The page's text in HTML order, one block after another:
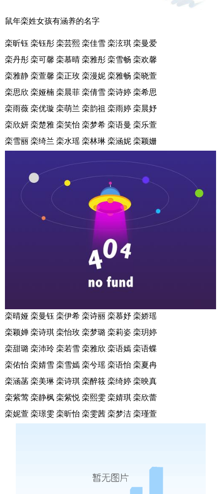
鼠年栾姓女孩有涵养的名字
栾昕钰 栾钰彤 栾芸熙 栾佳雪 栾泫琪 栾曼爱
栾丹彤 栾可馨 栾慕晴 栾雅彤 栾雪畅 栾欢馨
栾雅静 栾萱馨 栾正玫 栾漫妮 栾雅畅 栾晓萱
栾思欣 栾娅楠 栾晨菲 栾倩雪 栾诗婷 栾希思
栾雨薇 栾优璇 栾萌兰 栾韵祖 栾雨婷 栾晨妤
栾欣妍 栾楚雅 栾笑怡 栾梦希 栾语曼 栾乐萱
栾雪丽 栾绮兰 栾水瑶 栾林琳 栾涵妮 栾颖姗
栾晴娅 栾曼钰 栾伊希 栾诗丽 栾慕妤 栾娇瑶
栾颖婵 栾诗琪 栾怡玫 栾梦璐 栾莉姿 栾玥婷
栾甜璐 栾沛玲 栾若雪 栾雅欣 栾语嫣 栾语蝶
栾佑怡 栾婧雪 栾雪嫣 栾兮瑶 栾语怡 栾夏冉
栾涵菡 栾美琳 栾诗琪 栾醉筱 栾绮婷 栾映真
栾紫莺 栾静枫 栾紫悦 栾熙雯 栾婧琪 栾欣蕾
栾妮萱 栾璟雯 栾昕怡 栾雯茜 栾梦洁 栾瑾萱